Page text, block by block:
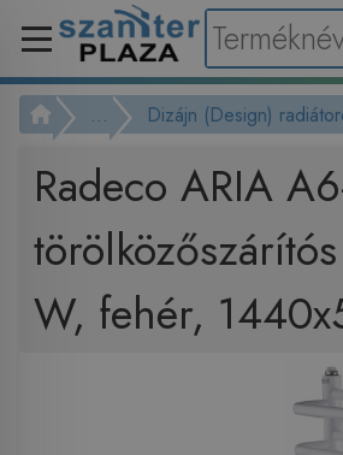
... Dizájn (Design)
Radeco ARIA
W, fehér,